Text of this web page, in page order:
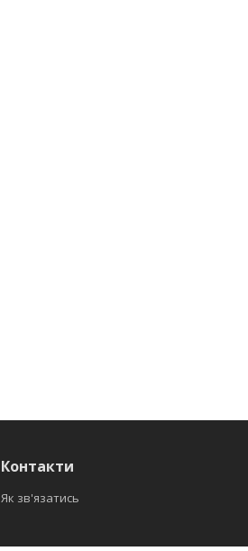
Контакти
Як зв'язатись